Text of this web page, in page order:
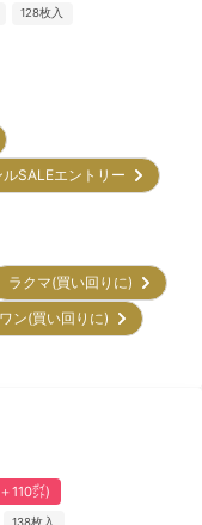
128枚入
ルSALEエントリー
ラクマ(買い回りに)
ン(買い回りに)
110㌽)
138枚入